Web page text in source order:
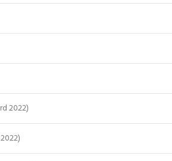
2022)